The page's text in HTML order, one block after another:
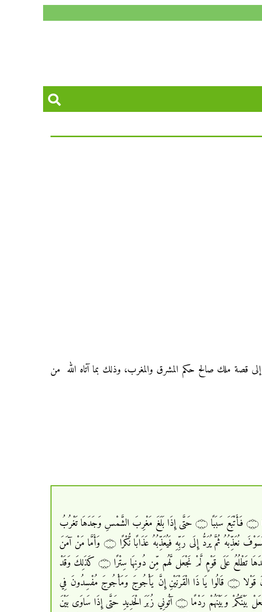
قصة ملك صالح حكم المشرق والمغرب، وذلك بما آتاه الله من
﴿وَيَسْأَلُونَكَ عَن ذِي الْقَرْنَيْنِ قُلْ سَأَتْلُو عَلَيْكُم مِّنْهُ ذِكْرًا ۝ إِنَّا مَكَّنَّا لَهُ فِي الأَرْضِ وَآتَيْنَاهُ مِن كُلِّ شَيْءٍ سَبَبًا ۝ فَأَتْبَعَ سَبَبًا ۝ حَتَّى إِذَا بَلَغَ مَغْرِبَ الشَّمْسِ وَجَدَهَا تَغْرُبُ
فِي عَيْنٍ حَمِئَةٍ وَوَجَدَ عِندَهَا قَوْمًا قُلْنَا يَا ذَا الْقَرْنَيْنِ إِمَّا أَن تُعَذِّبَ وَإِمَّا أَن تَتَّخِذَ فِيهِمْ حُسْنًا ۝ قَالَ أَمَّا مَن ظَلَمَ فَسَوْفَ نُعَذِّبُهُ ثُمَّ يُرَدُّ إِلَى رَبِّهِ فَيُعَذِّبُهُ عَذَابًا نُّكْرًا ۝ وَأَمَّا مَنْ آمَنَ
وَعَمِلَ صَالِحًا فَلَهُ جَزَاء الْحُسْنَى وَسَنَقُولُ لَهُ مِنْ أَمْرِنَا يُسْرًا ۝ ثُمَّ أَتْبَعَ سَبَبًا ۝ حَتَّى إِذَا بَلَغَ مَطْلِعَ الشَّمْسِ وَجَدَهَا تَطْلُعُ عَلَى قَوْمٍ لَّمْ نَجْعَل لَّهُم مِّن دُونِهَا سِتْرًا ۝ كَذَلِكَ وَقَدْ
أَحَطْنَا بِمَا لَدَيْهِ خُبْرًا ۝ ق ثُمَّ أَتْبَعَ سَبَبًا ۝ حَتَّى إِذَا بَلَغَ بَيْنَ السَّدَّيْنِ وَجَدَ مِن دُونِهِمَا قَوْمًا لّا يَكَادُونَ يَفْقَهُونَ قَوْلا ۝ قَالُوا يَا ذَا الْقَرْنَيْنِ إِنَّ يَأْجُوجَ وَمَأْجُوجَ مُفْسِدُونَ فِي
الأَرْضِ فَهَلْ نَجْعَلُ لَكَ خَرْجًا عَلَى أَن تَجْعَلَ بَيْنَنَا وَبَيْنَهُمْ سَدًّا ۝ قَالَ مَا مَكَّنِّي فِيهِ رَبِّي خَيْرٌ فَأَعِينُونِي بِقُوَّةٍ أَجْعَلْ بَيْنَكُمْ وَبَيْنَهُمْ رَدْمًا ۝ آتُونِي زُبَرَ الْحَدِيدِ حَتَّى إِذَا سَاوَى بَيْنَ